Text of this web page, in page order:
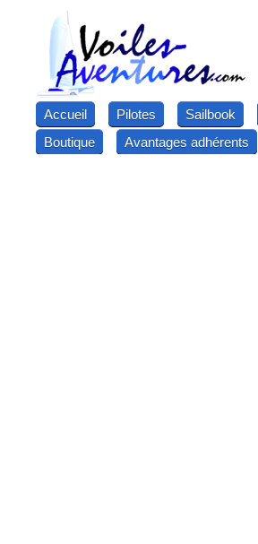
Accueil Pilotes Sailbook
Boutique
Avantages adhérents